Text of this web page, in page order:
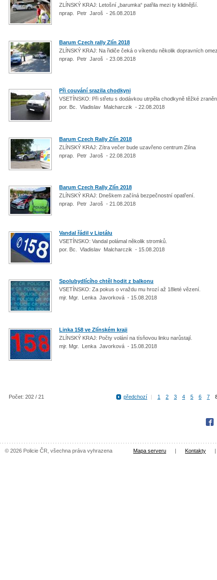
ZLÍNSKÝ KRAJ: Letošní „barumka“ patřila mezi ty klidnější.
nprap. Petr Jaroš - 26.08.2018
Barum Czech rally Zlín 2018
ZLÍNSKÝ KRAJ: Na řidiče čeká o víkendu několik dopravních
nprap. Petr Jaroš - 23.08.2018
Při couvání srazila chodkyni
VSETÍNSKO: Při střetu s dodávkou utrpěla chodkyně těžké
por. Bc. Vladislav Malcharczik - 22.08.2018
Barum Czech Rally Zlín 2018
ZLÍNSKÝ KRAJ: Zítra večer bude uzavřeno centrum Zlína
nprap. Petr Jaroš - 22.08.2018
Barum Czech Rally Zlín 2018
ZLÍNSKÝ KRAJ: Dneškem začíná bezpečnostní opatření.
nprap. Petr Jaroš - 21.08.2018
Vandal řádil v Liptálu
VSETÍNSKO: Vandal polámal několik stromků.
por. Bc. Vladislav Malcharczik - 15.08.2018
Spolubydlícího chtěl hodit z balkonu
VSETÍNSKO: Za pokus o vraždu mu hrozí až 18leté vězení.
mjr. Mgr. Lenka Javorková - 15.08.2018
Linka 158 ve Zlínském kraji
ZLÍNSKÝ KRAJ: Počty volání na tísňovou linku narůstají.
mjr. Mgr. Lenka Javorková - 15.08.2018
Počet: 202 / 21 předchozí | 1 2 3 4 5 6 7
© 2026 Policie ČR, všechna práva vyhrazena Mapa serveru | Kontakty |